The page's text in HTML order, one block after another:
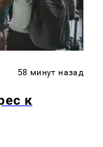
58 минут назад
к